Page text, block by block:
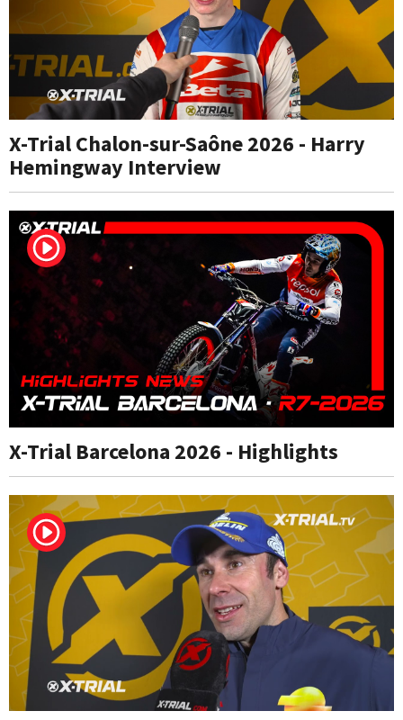
X-Trial Chalon-sur-Saône 2026 - Harry
Hemingway Interview
X-Trial Barcelona 2026 - Highlights